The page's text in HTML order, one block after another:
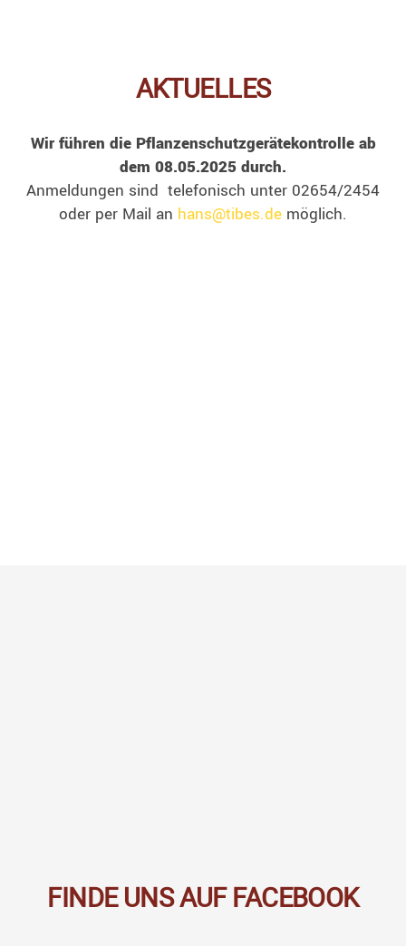
AKTUELLES
Wir führen die Pflanzenschutzgerätekontrolle ab
dem 08.05.2025 durch.
Anmeldungen sind telefonisch unter 02654/2454
oder per Mail an hans@tibes.de möglich.
FINDE UNS AUF FACEBOOK